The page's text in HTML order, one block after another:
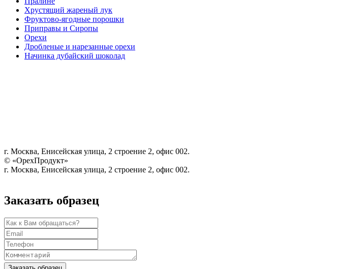
Хрустящий жареный лук
Фруктово-ягодные порошки
Приправы и Сиропы
Орехи
Дробленые и нарезанные орехи
Начинка дубайский шоколад
г. Москва, Енисейская улица, 2 строение 2, офис 002.
© «ОрехПродукт»
г. Москва, Енисейская улица, 2 строение 2, офис 002.
Заказать образец